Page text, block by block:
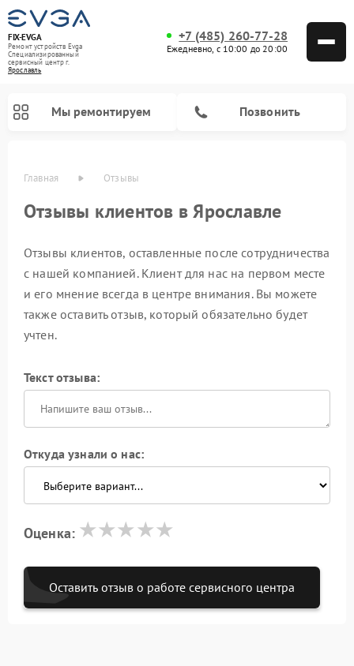
FIX-EVGA
Ремонт устройств Evga
Специализированный
cервисный центр г.
Ярославль
+7 (485) 260-77-28
Ежедневно, с 10:00 до 20:00
Мы ремонтируем Позвонить
Главная Отзывы
Отзывы клиентов в Ярославле
Отзывы клиентов, оставленные после сотрудничества
с нашей компанией. Клиент для нас на первом месте
и его мнение всегда в центре внимания. Вы можете
также оставить отзыв, который обязательно будет
учтен.
Текст отзыва:
Откуда узнали о нас:
Оценка:
Оставить отзыв о работе сервисного центра